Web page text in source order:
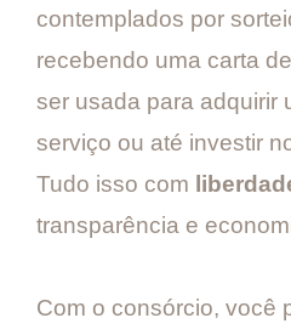
contemplados por
recebendo uma carta
ser usada para adquirir
serviço ou até investir
Tudo isso com
transparência e
Com o consórcio, você